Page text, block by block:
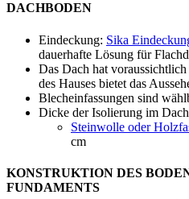
DACHBODEN
Eindeckung: Sika
dauerhafte Lösung für
Das Dach hat
des Hauses bietet das
Blecheinfassungen sind
Dicke der Isolierung im
Steinwolle oder
cm
KONSTRUKTION DES
FUNDAMENTS